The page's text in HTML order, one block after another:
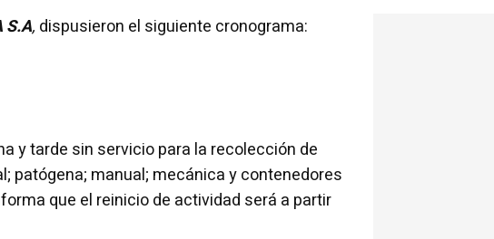
S.A, dispusieron el siguiente cronograma:
y tarde sin servicio para la recolección de
patógena; manual; mecánica y contenedores
que el reinicio de actividad será a partir